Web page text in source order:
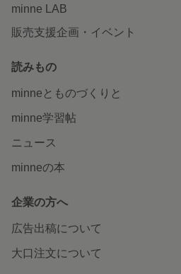
minne LAB
販売支援企画・イベント
読みもの
minneとものづくりと
minne学習帖
ニュース
minneの本
企業の方へ
広告出稿について
大口注文について